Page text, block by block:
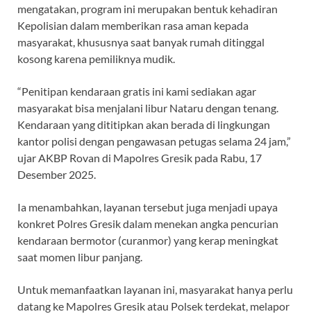
mengatakan, program ini merupakan bentuk kehadiran
Kepolisian dalam memberikan rasa aman kepada
masyarakat, khususnya saat banyak rumah ditinggal
kosong karena pemiliknya mudik.
“Penitipan kendaraan gratis ini kami sediakan agar
masyarakat bisa menjalani libur Nataru dengan tenang.
Kendaraan yang dititipkan akan berada di lingkungan
kantor polisi dengan pengawasan petugas selama 24 jam,”
ujar AKBP Rovan di Mapolres Gresik pada Rabu, 17
Desember 2025.
Ia menambahkan, layanan tersebut juga menjadi upaya
konkret Polres Gresik dalam menekan angka pencurian
kendaraan bermotor (curanmor) yang kerap meningkat
saat momen libur panjang.
Untuk memanfaatkan layanan ini, masyarakat hanya perlu
datang ke Mapolres Gresik atau Polsek terdekat, melapor